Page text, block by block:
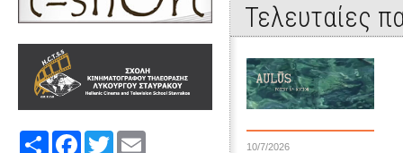
Share FacebookTwitter
Τελευταίες
10/7/2026